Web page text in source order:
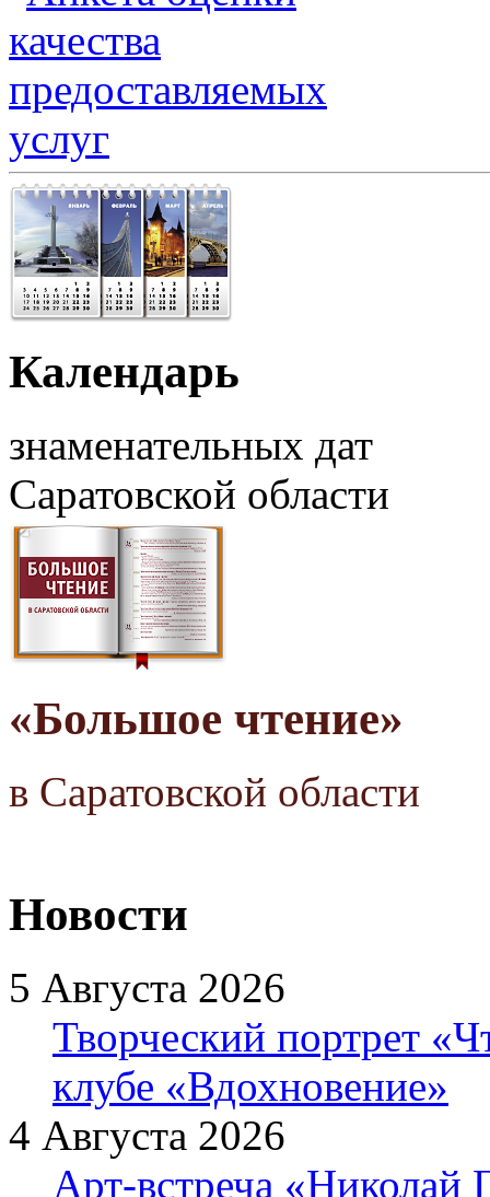
Календарь
знаменательных дат
Саратовской области
«Большое чтение»
в Саратовской области
Новости
5 Августа 2026
Творческий портрет
клубе «Вдохновение»
4 Августа 2026
Арт-встреча «Николай